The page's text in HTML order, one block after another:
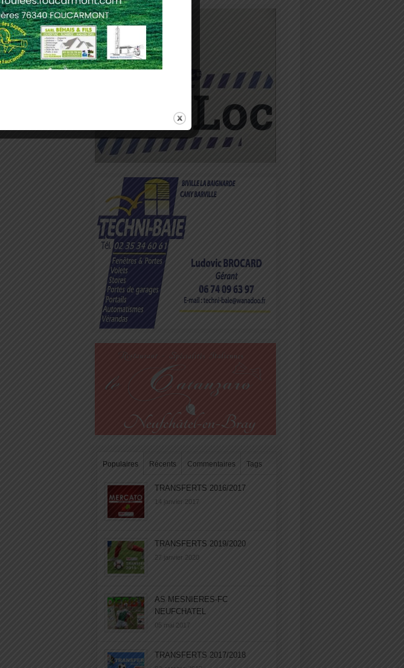
Populaires Récents Commentaires Tags
TRANSFERTS 2016/2017
14 janvier 2017
TRANSFERTS 2019/2020
27 janvier 2020
AS MESNIERES-FC
NEUFCHATEL
05 mai 2017
TRANSFERTS 2017/2018